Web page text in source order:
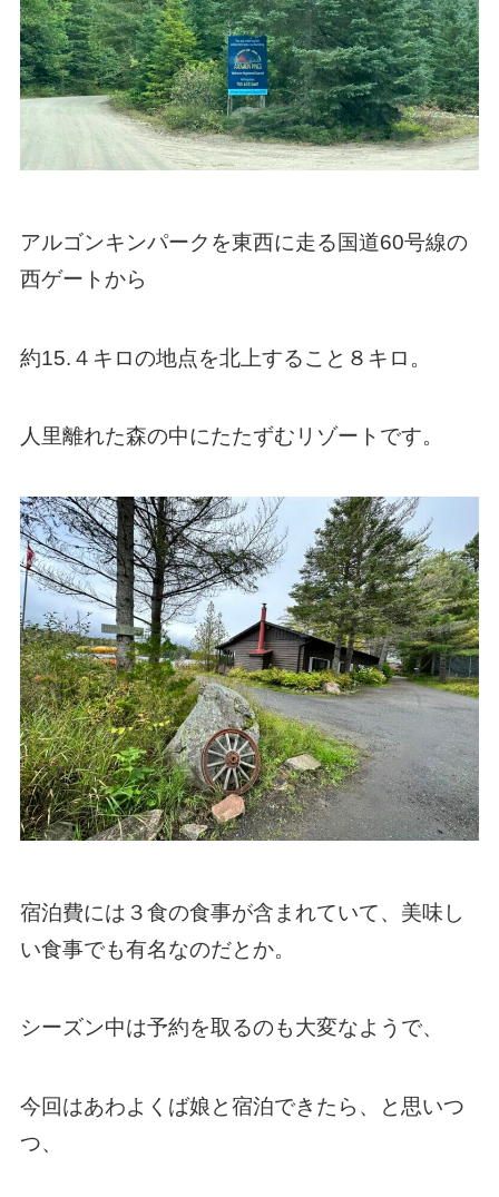
アルゴンキンパークを東西に走る国道60号線の
西ゲートから
約15.４キロの地点を北上すること８キロ。
人里離れた森の中にたたずむリゾートです。
宿泊費には３食の食事が含まれていて、美味し
い食事でも有名なのだとか。
シーズン中は予約を取るのも大変なようで、
今回はあわよくば娘と宿泊できたら、と思いつ
つ、